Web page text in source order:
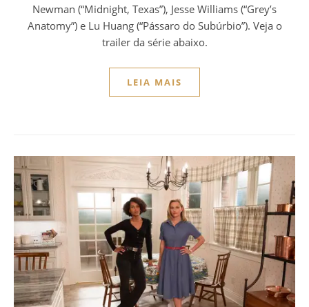
Newman (“Midnight, Texas”), Jesse Williams (“Grey’s
Anatomy”) e Lu Huang (“Pássaro do Subúrbio”). Veja o
trailer da série abaixo.
LEIA MAIS